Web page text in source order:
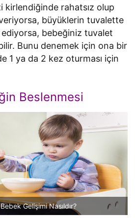
kirlendiğinde rahatsız olup
büyüklerin tuvalette
ediyorsa, bebeğiniz tuvalet
Bunu denemek için ona bir
1 ya da 2 kez oturması için
Beslenmesi
Gelişimi Nasıldır?